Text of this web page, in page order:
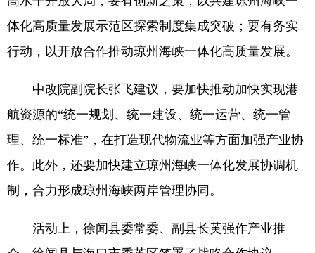
体化高质量发展示范区探索制度集成突破；要有务实
行动，以开放合作推动琼州海峡一体化高质量发展。
中改院副院长张飞建议，要加快推动加快实现港
航资源的“统一规划、统一建设、统一运营、统一管
理、统一标准”，在打造现代物流业等方面加强产业协
作。此外，还要加快建立琼州海峡一体化发展协调机
制，合力形成琼州海峡两岸管理协同。
活动上，徐闻县委常委、副县长黄强作产业推